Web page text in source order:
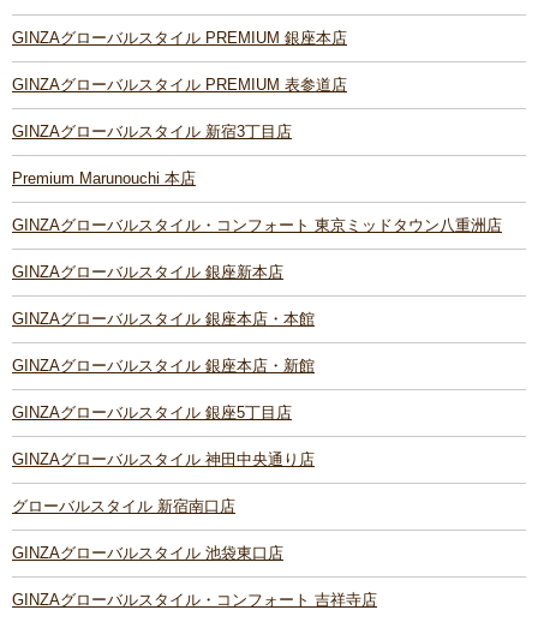
GINZAグローバルスタイル PREMIUM 銀座本店
GINZAグローバルスタイル PREMIUM 表参道店
GINZAグローバルスタイル 新宿3丁目店
Premium Marunouchi 本店
GINZAグローバルスタイル・コンフォート 東京ミッドタウン八重洲店
GINZAグローバルスタイル 銀座新本店
GINZAグローバルスタイル 銀座本店・本館
GINZAグローバルスタイル 銀座本店・新館
GINZAグローバルスタイル 銀座5丁目店
GINZAグローバルスタイル 神田中央通り店
グローバルスタイル 新宿南口店
GINZAグローバルスタイル 池袋東口店
GINZAグローバルスタイル・コンフォート 吉祥寺店